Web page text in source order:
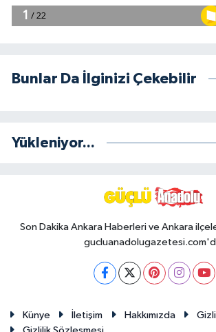
Bunlar Da İlginizi Çekebilir
Yükleniyor...
Son Dakika Ankara Haberleri ve Ankara
Künye İletişim Hakkımızda